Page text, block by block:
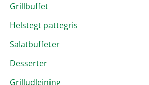
Grillbuffet
Helstegt pattegris
Salatbuffeter
Desserter
Grilludlejning